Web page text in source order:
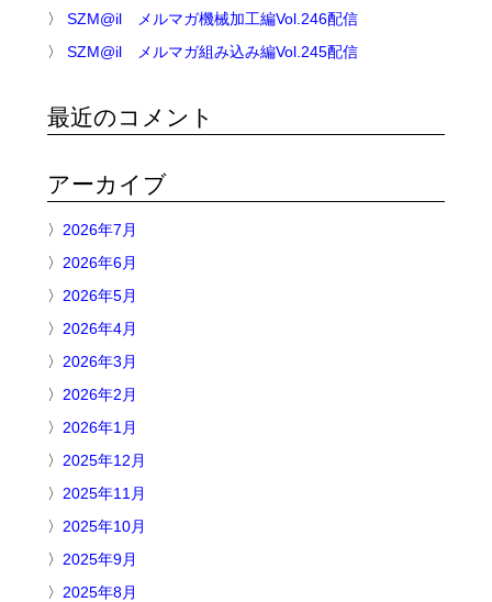
SZM@il メルマガ機械加工編Vol.246配信
SZM@il メルマガ組み込み編Vol.245配信
最近のコメント
アーカイブ
2026年7月
2026年6月
2026年5月
2026年4月
2026年3月
2026年2月
2026年1月
2025年12月
2025年11月
2025年10月
2025年9月
2025年8月